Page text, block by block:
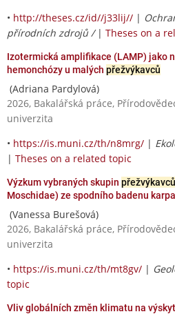
• http://theses.cz/id//j33lij// |
přírodních zdrojů / | Theses on a
Izotermická amplifikace (LAMP) jako
hemonchózy u malých přežvýkavců
(Adriana Pardylová)
2026, Bakalářská práce,
univerzita
• https://is.muni.cz/th/n8mrg/ |
| Theses on a related topic
Výzkum vybraných skupin přežvýkavců
Moschidae) ze spodního badenu
(Vanessa Burešová)
2026, Bakalářská práce,
univerzita
• https://is.muni.cz/th/mt8gv/ |
topic
Vliv globálních změn klimatu na